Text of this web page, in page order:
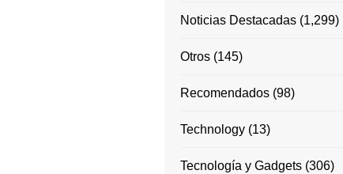
Noticias Destacadas (1,299)
Otros (145)
Recomendados (98)
Technology (13)
Tecnología y Gadgets (306)